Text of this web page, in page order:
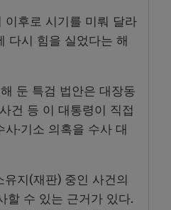
이후로 시기를 미뤄 달라
다시 힘을 실었다는 해
둔 특검 법안은 대장동
건 등 이 대통령이 직접
·기소 의혹을 수사 대
유지(재판) 중인 사건의
할 수 있는 근거가 있다.